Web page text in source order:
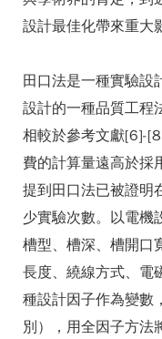
設計最佳化帶來重大
田口法是一種實驗設
設計的一種品質工程
相較於參考文獻[6]-
費的計算量遠高於
提到田口法已被證明
少實驗次數。以電機
槽型、槽深、槽開口
長度、繞線方式、
種設計因子作為變數
別），用全因子方法